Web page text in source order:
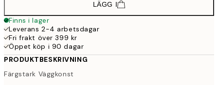
LÄGG I
Finns i lager
Leverans 2-4 arbetsdagar
Fri frakt över 399 kr
Öppet köp i 90 dagar
PRODUKTBESKRIVNING
Färgstark Väggkonst